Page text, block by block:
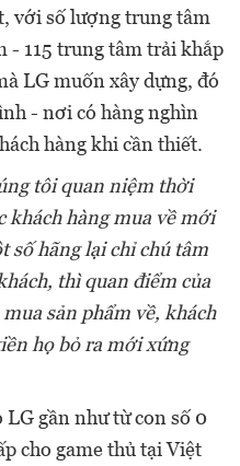
với số lượng trung tâm
- 115 trung tâm trải khắp
LG muốn xây dựng, đó
- nơi có hàng nghìn
hàng khi cần thiết.
tôi quan niệm thời
khách hàng mua về mới
số hãng lại chỉ chú tâm
thì quan điểm của
sản phẩm về, khách
họ bỏ ra mới xứng
gần như từ con số 0
cho game thủ tại Việt